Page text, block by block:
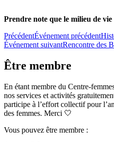
Prendre note que le milieu de
PrécédentÉvénement précédent
Événement suivantRencontre des
Être membre
En étant membre du Centre-
nos services et activités
participe à l’effort collectif pour
des femmes. Merci 🤍
Vous pouvez être membre :